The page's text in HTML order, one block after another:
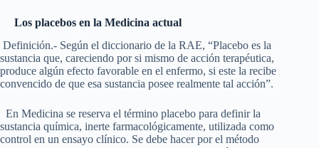
Los placebos en la Medicina actual
Definición.- Según el diccionario de la RAE, “Placebo es la
sustancia que, careciendo por si mismo de acción terapéutica,
produce algún efecto favorable en el enfermo, si este la recibe
convencido de que esa sustancia posee realmente tal acción”.
En Medicina se reserva el término placebo para definir la
sustancia química, inerte farmacológicamente, utilizada como
control en un ensayo clínico. Se debe hacer por el método